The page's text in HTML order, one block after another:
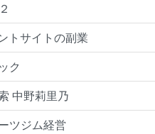
トサイトの副業
ク
中野莉里乃
ツジム経営